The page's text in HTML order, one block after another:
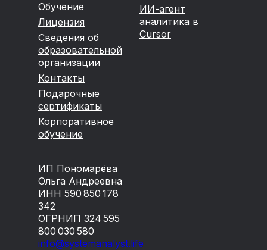
Обучение
Лицензия
Сведения об
образовательной
организации
Контакты
Подарочные
сертификаты
Корпоративное
обучение
ИП Пономарёва
Ольга Андреевна
ИНН 590 850 178
342
ОГРНИП 324 595
800 030 580
info@systemanalyst.life
ИИ-агент
аналитика в
Cursor